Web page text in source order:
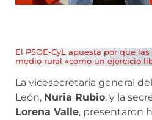
El PSOE-CyL apuesta por que
medio rural «como un ejercicio
La vicesecretaria general
León, Nuria Rubio, y la
Lorena Valle, presentaron